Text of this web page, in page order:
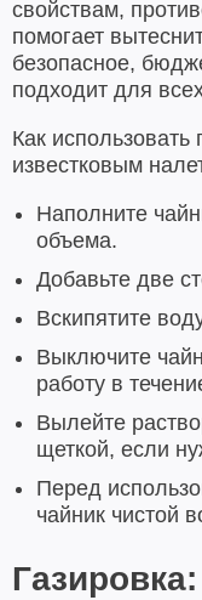
свойствам,
помогает
безопасное,
подходит для
Как
известковым
Наполните
объема.
Добавьте две
Вскипятите
Выключите
работу в
Вылейте
щеткой, если
Перед
чайник чистой